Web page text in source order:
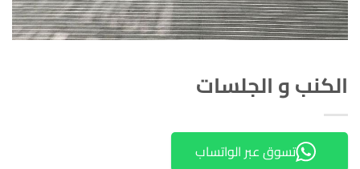
الكنب و الجلسات
تسوق عبر الواتساب